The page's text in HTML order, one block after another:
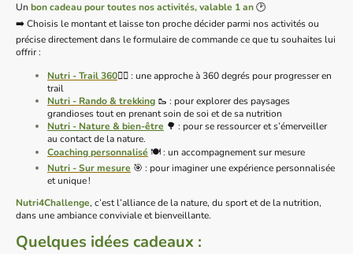
Un bon cadeau pour toutes nos activités, valable 1 an🕑
➡️ Choisis le montant et laisse ton proche décider parmi nos activités ou
précise directement dans le formulaire de commande ce que tu souhaites lui
offrir :
Nutri - Trail 360🏃‍♂️ : une approche à 360 degrés pour progresser en
trail
Nutri - Rando & trekking 🥾 : pour explorer des paysages
grandioses tout en prenant soin de soi et de sa nutrition
Nutri - Nature & bien-être 🌳 : pour se ressourcer et s’émerveiller
au contact de la nature.
Coaching personnalisé 🍽 : un accompagnement sur mesure
Nutri - Sur mesure 🎯 : pour imaginer une expérience personnalisée
et unique !
Nutri4Challenge, c’est l’alliance de la nature, du sport et de la nutrition,
dans une ambiance conviviale et bienveillante.
Quelques idées cadeaux :